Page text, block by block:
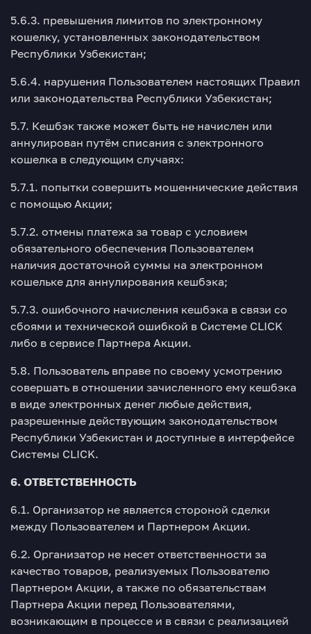
5.6.3. превышения лимитов по электронному
кошелку, установленных законодательством
Республики Узбекистан;
5.6.4. нарушения Пользователем настоящих Правил
или законодательства Республики Узбекистан;
5.7. Кешбэк также может быть не начислен или
аннулирован путём списания с электронного
кошелка в следующим случаях:
5.7.1. попытки совершить мошеннические действия
с помощью Акции;
5.7.2. отмены платежа за товар с условием
обязательного обеспечения Пользователем
наличия достаточной суммы на электронном
кошельке для аннулирования кешбэка;
5.7.3. ошибочного начисления кешбэка в связи со
сбоями и технической ошибкой в Системе CLICK
либо в сервисе Партнера Акции.
5.8. Пользователь вправе по своему усмотрению
совершать в отношении зачисленного ему кешбэка
в виде электронных денег любые действия,
разрешенные действующим законодательством
Республики Узбекистан и доступные в интерфейсе
Системы CLICK.
6. ОТВЕТСТВЕННОСТЬ
6.1. Организатор не является стороной сделки
между Пользователем и Партнером Акции.
6.2. Организатор не несет ответственности за
качество товаров, реализуемых Пользователю
Партнером Акции, а также по обязательствам
Партнера Акции перед Пользователями,
возникающим в процессе и в связи с реализацией